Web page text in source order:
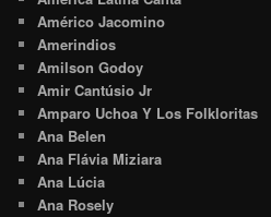
Américo Jacomino
Amerindios
Amilson Godoy
Amir Cantúsio Jr
Amparo Uchoa Y Los Folkloritas
Ana Belen
Ana Flávia Miziara
Ana Lúcia
Ana Rosely